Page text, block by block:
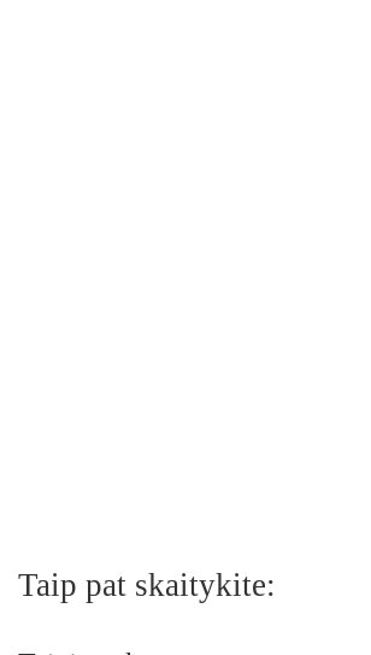
Taip pat skaitykite: